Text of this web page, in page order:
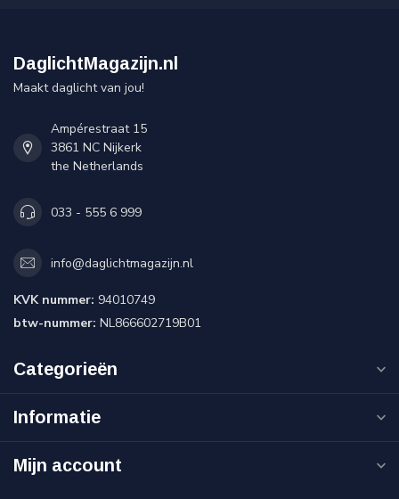
DaglichtMagazijn.nl
Maakt daglicht van jou!
Ampérestraat 15
3861 NC Nijkerk
the Netherlands
033 - 555 6 999
info@daglichtmagazijn.nl
KVK nummer: 94010749
btw-nummer: NL866602719B01
Categorieën
Informatie
Mijn account